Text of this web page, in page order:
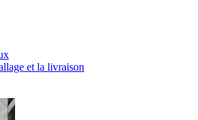
et la livraison